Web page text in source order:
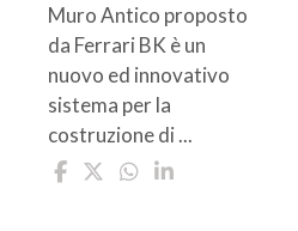
Muro Antico proposto
da Ferrari BK è un
nuovo ed innovativo
sistema per la
costruzione di ...